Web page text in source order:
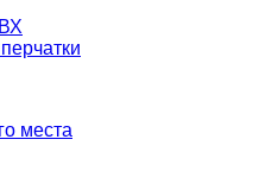
места